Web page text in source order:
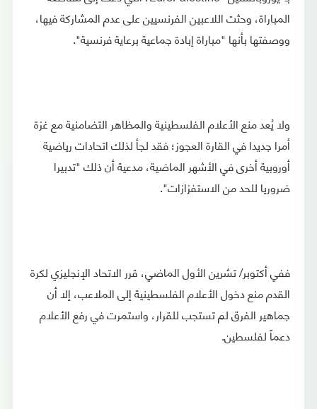
المباراة، وحثت اللاعبين الفرنسيين على عدم المشاركة فيها،
ووصفتها بأنها "مباراة إبادة جماعية برعاية فرنسية".
ولا يُعد منع الأعلام الفلسطينية والمظاهر التضامنية مع غزة
أمرا جديدا في القارة العجوز؛ فقد لجأ لذلك اتحادات رياضية
أوروبية أخرى في الأشهر الماضية، مدعية أن ذلك "تدبيرا
ضروريا للحد من الاستفزازات".
ففي أكتوبر/ تشرين الأول الماضي، قرر الاتحاد الإنجليزي لكرة
القدم منع دخول الأعلام الفلسطينية إلى الملاعب، إلا أن
جماهير الفرق لم تستجب للقرار، واستمرت في رفع الأعلام
دعماً لفلسطين.